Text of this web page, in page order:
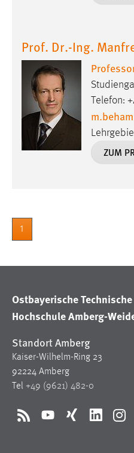
Prof. Dr.-Ing.
Telefon:
m.beham
ZUM
1
Ostbayerische Technische
Hochschule Amberg-
Standort Amberg
Kaiser-Wilhelm-Ring 23
92224 Amberg
Tel +49 (9621) 482-0
RSS YouTubeXing LinkedIn